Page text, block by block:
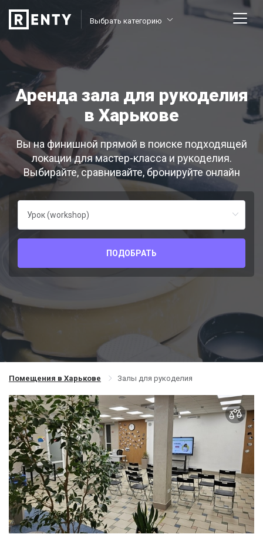
Выбрать категорию
Аренда зала для рукоделия
в Харькове
Вы на финишной прямой в поиске подходящей
локации для мастер-класса и рукоделия.
Выбирайте, сравнивайте, бронируйте онлайн
ПОДОБРАТЬ
Помещения в Харькове Залы для рукоделия